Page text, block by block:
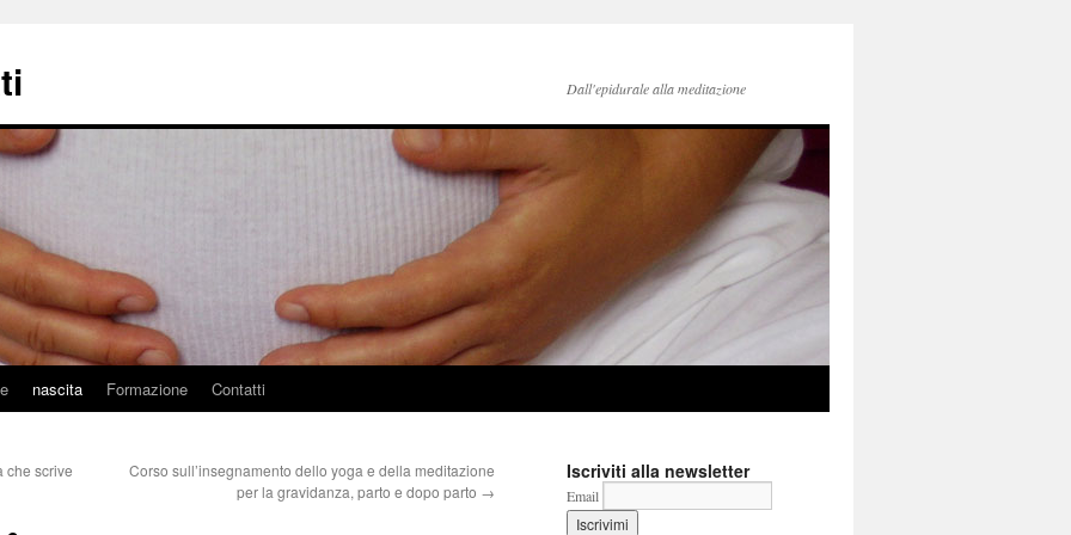
Dall'epidurale alla meditazione
nascita Formazione Contatti
che scrive
Corso sull’insegnamento dello yoga e della meditazione
per la gravidanza, parto e dopo parto →
Iscriviti alla newsletter
Email